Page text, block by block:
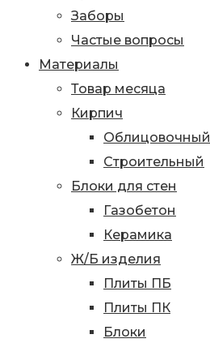
Заборы
Частые вопросы
Материалы
Товар месяца
Кирпич
Облицовочный
Строительный
Блоки для стен
Газобетон
Керамика
Ж/Б изделия
Плиты ПБ
Плиты ПК
Блоки